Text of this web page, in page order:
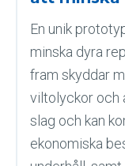
En unik
minska dyra
fram skyddar
viltolyckor och
slag och kan
ekonomiska